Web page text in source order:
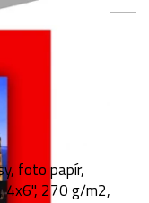
foto papír,
4x6", 270 g/m2,